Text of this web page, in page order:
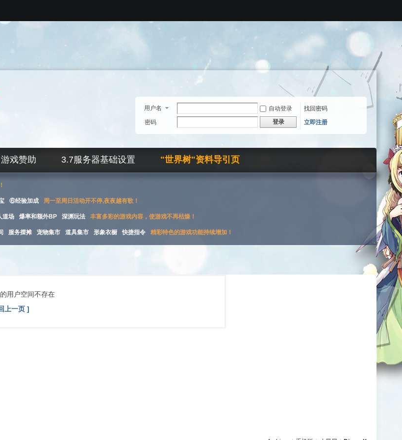
用户名 自动登录
找回密码
密码
登录 立即注册
游戏赞助 3.7服务器基础设置 "世界树"资料导引页
⑥经验加成 周一至周日活动开不停,夜夜越有歌！
道场 爆率和额外BP 深渊玩法 丰富多彩的游戏内容，使游戏不再枯燥！
服务摆摊 宠物集市 道具集市 形象衣橱 快捷指令 精彩特色的游戏功能持续增加！
用户空间不存在
上一页 ]